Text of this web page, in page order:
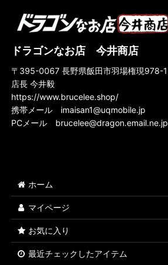
ドラゴンなお店 今井商店
〒395-0067 長野県飯田市羽場権現978-1
店長 今井毅
https://www.brucelee.shop/
携帯メール imaisan1@uqmobile.jp
PCメール brucelee@dragon.email.ne.jp
ホーム
マイページ
お気に入り
最近チェックしたアイテム